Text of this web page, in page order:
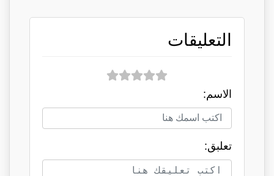
التعليقات
الاسم:
تعلبق: